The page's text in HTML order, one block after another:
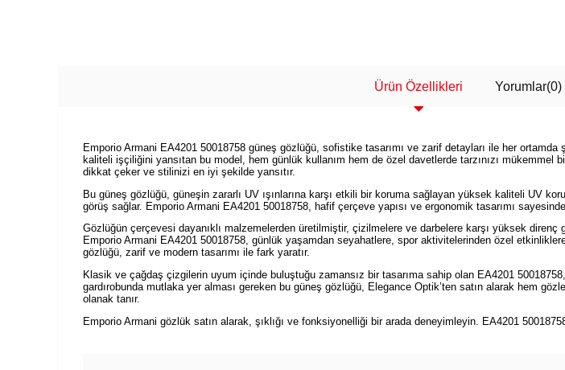
Ürün Özellikleri Yorumlar(0)
Emporio Armani EA4201 50018758 güneş gözlüğü, sofistike tasarımı ve zarif detayları ile her ortamda
kaliteli işçiliğini yansıtan bu model, hem günlük kullanım hem de özel davetlerde tarzınızı mükemmel
dikkat çeker ve stilinizi en iyi şekilde yansıtır.
Bu güneş gözlüğü, güneşin zararlı UV ışınlarına karşı etkili bir koruma sağlayan yüksek kaliteli UV
görüş sağlar. Emporio Armani EA4201 50018758, hafif çerçeve yapısı ve ergonomik tasarımı
Gözlüğün çerçevesi dayanıklı malzemelerden üretilmiştir, çizilmelere ve darbelere karşı yüksek
Emporio Armani EA4201 50018758, günlük yaşamdan seyahatlere, spor aktivitelerinden özel
gözlüğü, zarif ve modern tasarımı ile fark yaratır.
Klasik ve çağdaş çizgilerin uyum içinde buluştuğu zamansız bir tasarıma sahip olan EA4201
gardırobunda mutlaka yer alması gereken bu güneş gözlüğü, Elegance Optik’ten satın alarak hem
olanak tanır.
Emporio Armani gözlük satın alarak, şıklığı ve fonksiyonelliği bir arada deneyimleyin. EA4201